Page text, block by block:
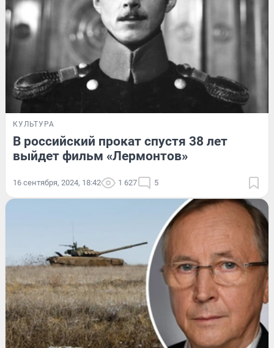
КУЛЬТУРА
В российский прокат спустя 38 лет
выйдет фильм «Лермонтов»
16 сентября, 2024, 18:42 1 627 5